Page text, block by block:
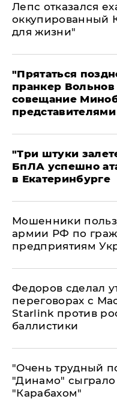
Лепс отказался
оккупированный
для жизни"
"Прятаться
пранкер
совещание
"Три штуки
БпЛА успешно
в Екатеринбурге
Мошенники
армии РФ по
предприятиям
Федоров сделал
переговорах с
Starlink против
баллистики
"Очень трудный
"Динамо" сыграло
"Карабахом"